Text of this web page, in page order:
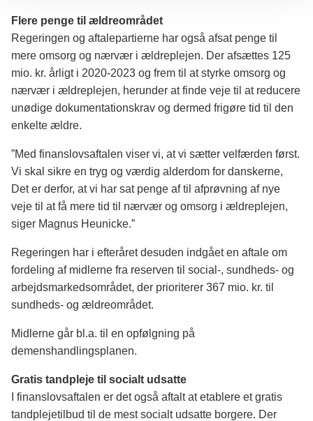
Flere penge til ældreområdet
Regeringen og aftalepartierne har også afsat penge til
mere omsorg og nærvær i ældreplejen. Der afsættes 125
mio. kr. årligt i 2020-2023 og frem til at styrke omsorg og
nærvær i ældreplejen, herunder at finde veje til at reducere
unødige dokumentationskrav og dermed frigøre tid til den
enkelte ældre.
”Med finanslovsaftalen viser vi, at vi sætter velfærden først.
Vi skal sikre en tryg og værdig alderdom for danskerne,
Det er derfor, at vi har sat penge af til afprøvning af nye
veje til at få mere tid til nærvær og omsorg i ældreplejen,
siger Magnus Heunicke.”
Regeringen har i efteråret desuden indgået en aftale om
fordeling af midlerne fra reserven til social-, sundheds- og
arbejdsmarkedsområdet, der prioriterer 367 mio. kr. til
sundheds- og ældreområdet.
Midlerne går bl.a. til en opfølgning på
demenshandlingsplanen.
Gratis tandpleje til socialt udsatte
I finanslovsaftalen er det også aftalt at etablere et gratis
tandplejetilbud til de mest socialt udsatte borgere. Der